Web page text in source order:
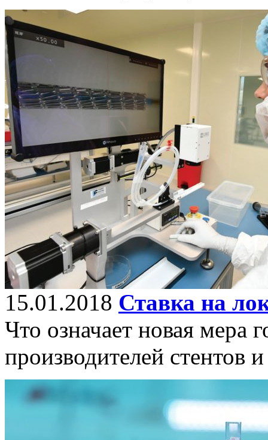
15.01.2018 Ставка на
Что означает новая мера
производителей стентов и